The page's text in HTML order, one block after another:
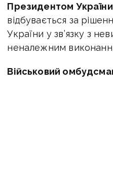
Президентом України
відбувається за
України у зв’язку з
неналежним
Військовий